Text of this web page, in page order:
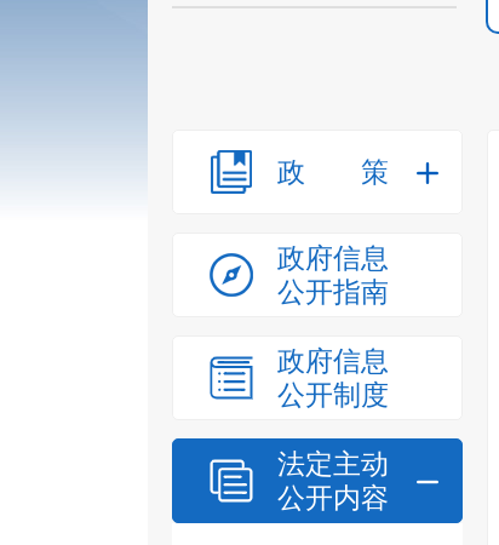
政策
政府信息
公开指南
政府信息
公开制度
法定主动
公开内容